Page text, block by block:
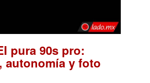
pura 90s pro:
autonomía y foto